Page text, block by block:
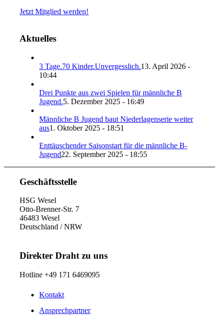
Jetzt Mitglied werden!
Aktuelles
3 Tage.70 Kinder.Unvergesslich.13. April 2026 -
10:44
Drei Punkte aus zwei Spielen für männliche B
Jugend.5. Dezember 2025 - 16:49
Männliche B Jugend baut Niederlagenserie weiter
aus1. Oktober 2025 - 18:51
Enttäuschender Saisonstart für die männliche B-
Jugend22. September 2025 - 18:55
Geschäftsstelle
HSG Wesel
Otto-Brenner-Str. 7
46483 Wesel
Deutschland / NRW
Direkter Draht zu uns
Hotline +49 171 6469095
Kontakt
Ansprechpartner